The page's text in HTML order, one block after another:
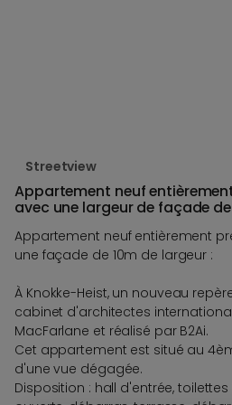
Streetview
Appartement neuf
avec une largeur de façade de
Appartement neuf entièrement
une façade de 10m de largeur :
À Knokke-Heist, un nouveau
cabinet d'architectes
MacFarlane et réalisé par B2Ai.
Cet appartement est situé au
d'une vue dégagée.
Disposition : hall d'entrée,